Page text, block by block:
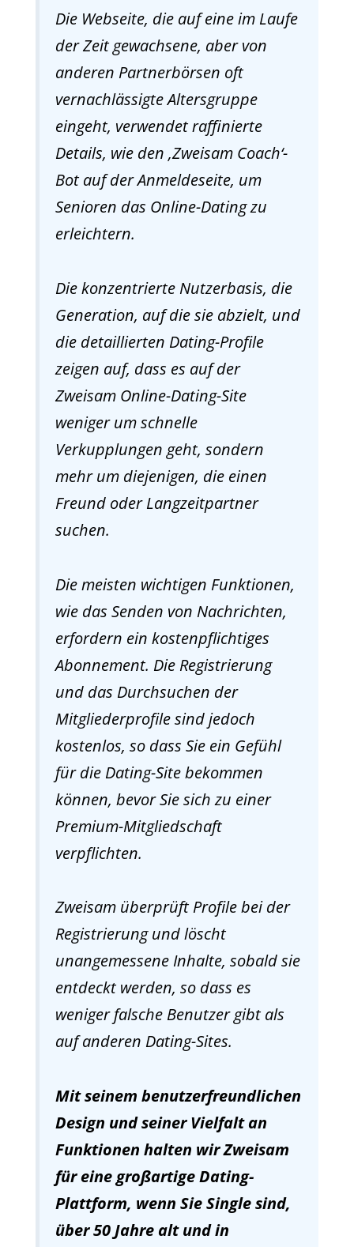
Die Webseite, die auf eine im Laufe
der Zeit gewachsene, aber von
anderen Partnerbörsen oft
vernachlässigte Altersgruppe
eingeht, verwendet raffinierte
Details, wie den ‚Zweisam Coach‘-
Bot auf der Anmeldeseite, um
Senioren das Online-Dating zu
erleichtern.
Die konzentrierte Nutzerbasis, die
Generation, auf die sie abzielt, und
die detaillierten Dating-Profile
zeigen auf, dass es auf der
Zweisam Online-Dating-Site
weniger um schnelle
Verkupplungen geht, sondern
mehr um diejenigen, die einen
Freund oder Langzeitpartner
suchen.
Die meisten wichtigen Funktionen,
wie das Senden von Nachrichten,
erfordern ein kostenpflichtiges
Abonnement. Die Registrierung
und das Durchsuchen der
Mitgliederprofile sind jedoch
kostenlos, so dass Sie ein Gefühl
für die Dating-Site bekommen
können, bevor Sie sich zu einer
Premium-Mitgliedschaft
verpflichten.
Zweisam überprüft Profile bei der
Registrierung und löscht
unangemessene Inhalte, sobald sie
entdeckt werden, so dass es
weniger falsche Benutzer gibt als
auf anderen Dating-Sites.
Mit seinem benutzerfreundlichen
Design und seiner Vielfalt an
Funktionen halten wir Zweisam
für eine großartige Dating-
Plattform, wenn Sie Single sind,
über 50 Jahre alt und in